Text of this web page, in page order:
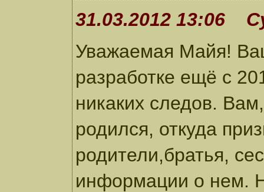
31.03.2012 13:06
Уважаемая Майя!
разработке ещё с
никаких следов.
родился, откуда
родители,братья,
информации о нем.